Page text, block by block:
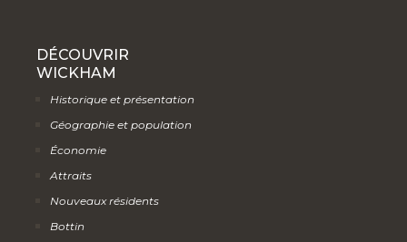
DÉCOUVRIR
WICKHAM
Historique et présentation
Géographie et population
Économie
Attraits
Nouveaux résidents
Bottin